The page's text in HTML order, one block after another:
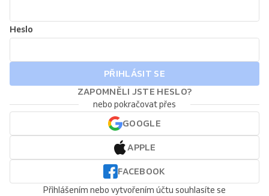
Heslo
PŘIHLÁSIT SE
ZAPOMNĚLI JSTE HESLO?
nebo pokračovat přes
GOOGLE
APPLE
FACEBOOK
Přihlášením nebo vytvořením účtu souhlasíte se